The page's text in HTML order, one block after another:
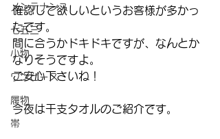
メンテナンス
七五三
小物
ワンピース
履物
帯
確認して欲しいというお客様が多かっ
たです。
間に合うかドキドキですが、なんとか
なりそうですよ。
ご安心下さいね！
今夜は干支タオルのご紹介です。